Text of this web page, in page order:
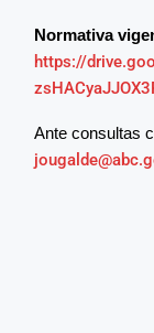
Normativa
https://
Ante consultas